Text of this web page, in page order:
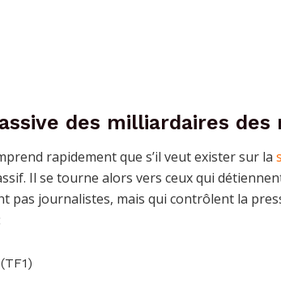
des milliardaires des
rapidement que s’il veut exister sur la
Il se tourne alors vers ceux qui
pas journalistes, mais qui contrôlent la